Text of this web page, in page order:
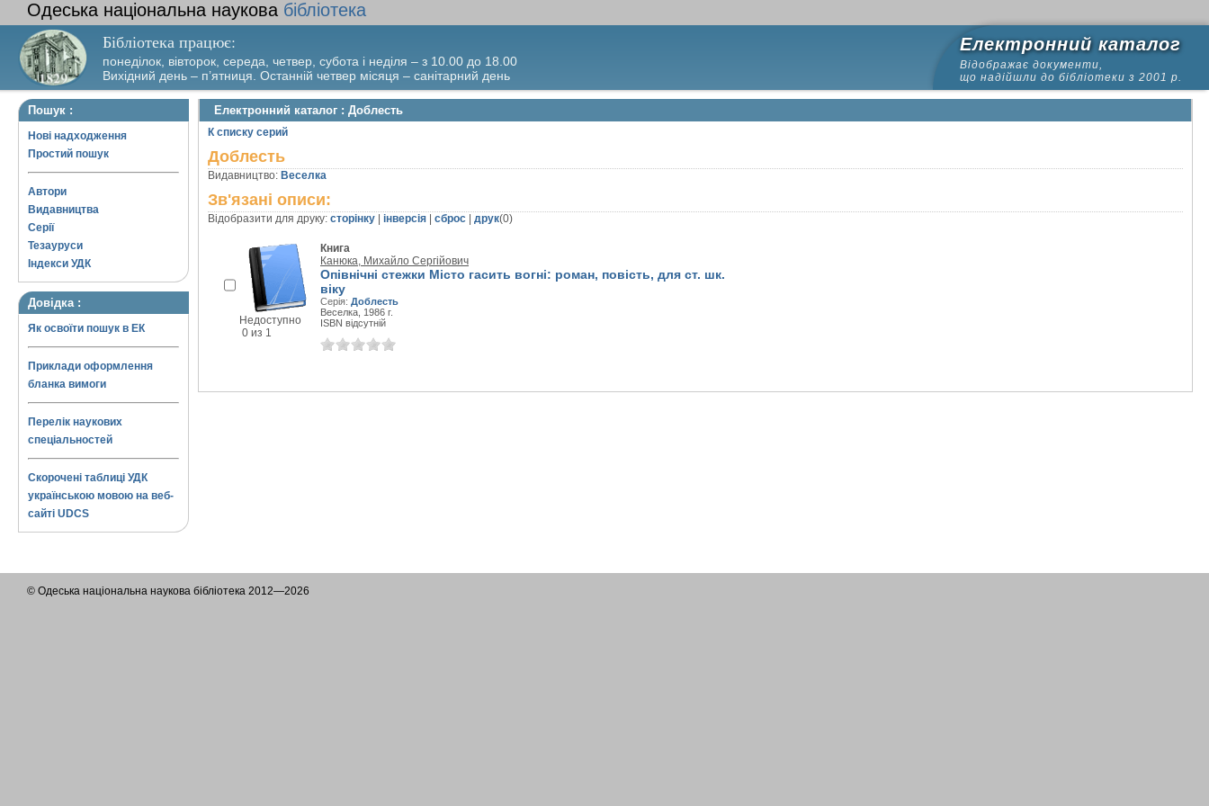
Одеська національна наукова бібліотека
Бібліотека працює:
понеділок, вівторок, середа, четвер, субота і неділя – з 10.00 до 18.00
Вихідний день – п’ятниця. Останній четвер місяця – санітарний день
Електронний каталог
Відображає документи,
що надійшли до бібліотеки з 2001 р.
Пошук :
Нові надходження
Простий пошук
Автори
Видавництва
Серії
Тезауруси
Індекси УДК
Довідка :
Як освоїти пошук в ЕК
Приклади оформлення
бланка вимоги
Перелік наукових
спеціальностей
Скорочені таблиці УДК
українською мовою на веб-
сайті UDCS
Електронний каталог : Доблесть
К списку серий
Доблесть
Видавництво: Веселка
Зв'язані описи:
Відобразити для друку: сторінку інверсія сброс друк(0)
Недоступно
0 из 1
Книга
Канюка, Михайло Сергійович
Опівнічні стежки Місто гасить вогні: роман, повість, для ст. шк.
віку
Серія: Доблесть
Веселка, 1986 г.
ISBN відсутній
© Одеська національна наукова бібліотека 2012—2026